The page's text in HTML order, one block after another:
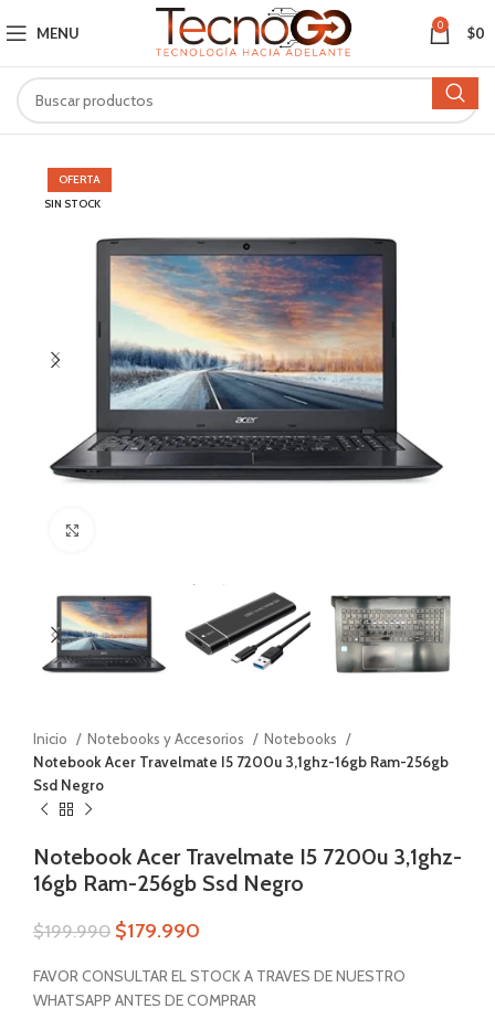
MENU 0 $0
OFERTA
SIN STOCK
Inicio Notebooks y Accesorios
Notebooks
Notebook Acer Travelmate I5 7200u 3,1ghz-16gb Ram-256gb
Ssd Negro
Notebook Acer Travelmate I5 7200u 3,1ghz-
16gb Ram-256gb Ssd Negro
$199.990 $179.990
FAVOR CONSULTAR EL STOCK A TRAVES DE NUESTRO
WHATSAPP ANTES DE COMPRAR